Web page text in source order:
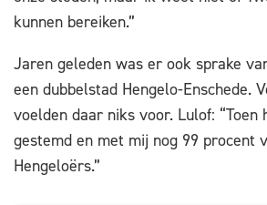
kunnen bereiken.”
Jaren geleden was er ook sprake
een dubbelstad Hengelo-Enschede.
voelden daar niks voor. Lulof: “Toen
gestemd en met mij nog 99 procent
Hengeloërs.”